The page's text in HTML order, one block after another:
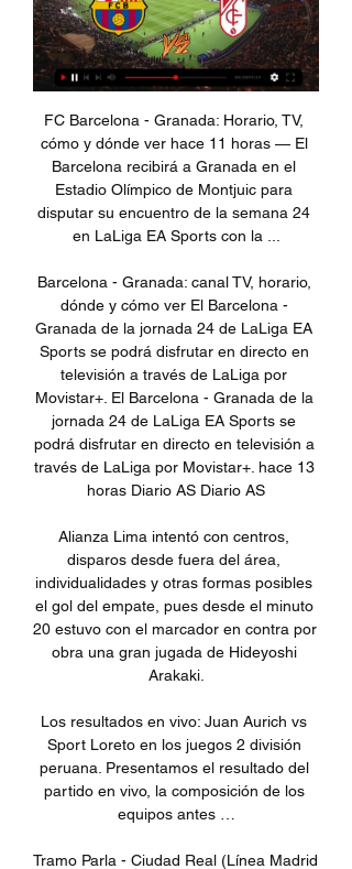
FC Barcelona - Granada: Horario, TV, cómo y dónde ver hace 11 horas — El Barcelona recibirá a Granada en el Estadio Olímpico de Montjuic para disputar su encuentro de la semana 24 en LaLiga EA Sports con la ...

Barcelona - Granada: canal TV, horario, dónde y cómo ver El Barcelona - Granada de la jornada 24 de LaLiga EA Sports se podrá disfrutar en directo en televisión a través de LaLiga por Movistar+. El Barcelona - Granada de la jornada 24 de LaLiga EA Sports se podrá disfrutar en directo en televisión a través de LaLiga por Movistar+. hace 13 horas Diario AS Diario AS

Alianza Lima intentó con centros, disparos desde fuera del área, individualidades y otras formas posibles el gol del empate, pues desde el minuto 20 estuvo con el marcador en contra por obra una gran jugada de Hideyoshi Arakaki.

Los resultados en vivo: Juan Aurich vs Sport Loreto en los juegos 2 división peruana. Presentamos el resultado del partido en vivo, la composición de los equipos antes …

Tramo Parla - Ciudad Real (Línea Madrid a Ciudad Real, vía Algodor, antes línea Madrid a Badajoz) Inaugurado el 3 de febrero de 1879 Clausurado el 8 de enero de 1988 Desmantelado para la construcción de la Línea 010 Madrid a Sevilla

Barcelona co | Market Research Group hace 1 minuto — Dónde ver en vivo y en directo online Granada vs 8 oct 2023 — Te Barcelona hace 3 horas — Directo Barça vs Granada en vivo Ver Barcelona vs.

Cómo el blockchain está pasando del laboratorio a la línea de producción. EY Global 28 mar 2019. Tax Flash - Boletines Fiscales. El cambio es un factor recurrente en nuestro entorno de negocios, más en el ámbito fiscal. Consulta información relevante del panorama tributario en México.

Curso en línea de “Violencia de género, trata de seres humanos y SIRAJ.” El curso comenzará hoy día 8 de junio, y durará hasta el día 8 de septiembre. El centro de estudios que imparte el curso se ha puesto en contacto con los seleccionados para comunicarles la dirección del Aula virtual así como el usuario, la clave con la que acceder.

Para reforzar la relevancia arqueológica de Zacatecas ante el mundo, además de enriquecer y diversificar la oferta turística del estado, el Gobernador Alejandro Tello y el Director General del INAH, Diego Prieto, inauguraron la zona arqueológica del Cerro del Teul de González Ortega...

Los españoles habían devaluado su moneda para pagar la guerra y la inflación explotó en España como antes lo había hecho en Austria. Hasta 1631, en algunas partes de Castilla se comerció con el trueque, debido a la crisis monetaria, y el gobierno fue incapaz de …

Barcelona vs Granada: Pronóstico, alineaciones y dónde hace 14 horas — Barcelona recibirá la visita del Granada en un emocionante encuentro con un esperado regreso, el de Andre Ter Stegen.

25/08/2019. Usar cupón Usar cupón. Pues eso, ofrecen 8€ de descuento por una compra de mínimo 70€ en el súper online. Por supuesto el envío es gratuito.. 6€ Descuento por compra superior a 70€ hasta el 31 de agosto en dia.es ciberkane. 6 6 comentarios. Ester-Colero. Utilizado, gracias, cuesta un poco llegar a 70€ (embarrassed)

Atlético y Godoy Cruz se enfrentarán esta tarde. 19 agosto, 2019.. — Atlético Tucumán Of. (@ATOficial) August 19, 2019. El partido se jugará en el estadio Monumental “José Fierro” a las 15.30, con transmisión de TNT Sports, y será controlado por el árbitro Darío Herrera. #SuperligaQuilmesClásica

BARCELONA VS GRANADA DONDE VER EN VIVO FECHA YouTube YouTube 1:20 YouTube Ivan Martin TV Hace 7 horas Hace 7 horas

Parece que uno no puede existir sin el otro y Luis Miguel lo volvió a demostrar en el primer duelo de octavos de final de la Copa Sudamericana. Con un gol del inoxidable goleador, el Decano le ganó a Independiente por 1 a 0 en un colmado José Fierro y sacó una interesante ventaja de cara a la vuelta en el Libertadores de América.

Barcelona vs Granada: Fecha, hora y dónde ver en vivo LaLiga hace 2 días — En liga se han enfrentado en en 53 oportunidades, 39 victorias para el FC Barcelona, 7 empates y 7 triunfos para el Granada.

1 ambiente en caballito Nicasio Oroño 50 , Caballito . monoambiente con cocina independiente de epoca, con,lavadero independiente,,baño completo ,pisos de parquet Excelente ubicación o a metros de Av Rivadavia y de la estación Puan del subte A. EXPENSAS $900

Horario, resultado y estadísticas del Hillerød - Tarup-Paarup | Tercera Dinamarca G 4 2019 ¡Vas a denunciar un contenido! x. Denuncia sólo contenidos que incumplan nuestras Normas de uso o conducta. Aunque revisamos todas las denuncias que nos llegan, sólo respondemos si procede.

Argentina y Estados Unidos firmaron un Acuerdo del Marco de Trabajo para el Comercio e Inversiones, que reconoce el papel fundamental del comercio y las inversiones privadas, tanto nacionales como extranjeras, para desarrollar más el crecimiento y la creación de empleos.

dónde ver en TV y online hoy el partido de la Liga F 21 oct 2023 — A qué hora y dónde ver por televisión y online gratis hoy el partido entre el FC Barcelona y el Granada femenino.

Para ver gratis en vivo el Liverpool vs. Tottenham hay que ingresar a la página oficial de la UEFA Champions League en Facebook. El partido también podrá verse en vivo online en este link a través de Twitch. Transcurrió más de una década, desde el 21 de mayo de …

Barcelona enfrenta a Granada por la Liga de España hace 17 horas — Barcelona enfrenta a Granada por la Liga de España: Cuándo juegan y por dónde verlo en vivo. Logo depo. Por: Redacción Depo. 10 de Febrero 2024 ...

Así, Atlético Baleares (grupo III) y Recreativo de Huelva (grupo IV) van a quedar emparejados con los dos terceros clasificados, Mirandés (II) y Melilla (III), al no haber ningún cuarto en la segunda ronda. Por lo tanto, como no pueden coincidir equipos del mismo grupo ya se conocen dos emparejamientos. MIRANDÉS vs RECREATIVO y MELILLA

Hoy Barça vs Granada en directo En Directo: Barcelona contra hace 12 minutos — Hoy Barça vs Granada en directo En Directo: Barcelona contra Granada CF online 11 febrero 2024 Ver TV 21 oct 2023 — El partido se disputa ...

Elige tus gafas graduadas entre más de mil modelos. Descubre nuestra colección de monturas para mujer, hombre o niños, con cristales graduados.

La familia constituye un real factor protector en la medida que promueve el desarrollo de la confianza, la autovaloración, habilidades sociales, dentro de lo cual la comunicación directa, honesta y respetuosa tiene un peso importante. Una buena comunicación significa saber hablar o decir las cosas, siendo mucho más que solo hablar.

Girona - Real Sociedad: horario y dónde ver en TV y 'online' La Liga El conjunto dirigido por Imanol Alguacil (15º) quiere asaltar el feudo de los albirrojos para mantenerse en …

Quintanilla de las Viñas en el contexto del arte altomedieval. Una revisión de su escultura. Villalón, María Cruz: 101-135: La iglesia visigoda de El Tolmo de Minateda (Hellín, Albacete) Gutiérrez Lloret, Sonia Abad Casal, Lorenzo Gamo Parras, Blanca: 137-169: Un recinto de planta absidal en el yacimiento de Los Villaricos (Mula, Murcia)

Una gran victoria se llevó Newell's Old Boys de Córdoba al doblegar a Belgrano por 3-2, luego de remontar un marcador que lo tuvo dos goles abajo en el inicio en un emotivo partido y ante una multitud de 40 mil personas en el Estadio Mario Alberto Kempes.

Inicio Presentación. Se trata de un programa centrado en áreas agroalimentarias, muy relevantes del entorno económico y social de Andalucía y Córdoba.

Seguí el partido en vivo por radio Rivadavia, con los relatos de Atilio Costa Febre. ¡Vamos, Millonario! El Más Grande recibe al conjunto cordobés por la cuarta fecha de la Superliga 2019-20. Seguí el partido en. La visita de River a Independiente, postergada por la final de la Libertadores.

El empate dejó a Macará a un punto del líder Emelec, que tiene 33 unidades y que jugará mañana contra el colista del torneo, Guayaquil City. Aucas dio un paso importante en busca de un billete directo para la próxima Copa Sudamericana, al imponerse por 0-2 a Universidad Católica, que se complicó en su aspiración por un billete a Copa Libertadores de 2019.

Resumen Goles Tigre - Atletico Rafaela [Video] 25-11-2011 Hacemos esta entrada para recopilar los goles del partido Tigre-At. Rafaela que se juega hoy día Viernes a as 19.10 (23:10 hora española) para que los podáis ver durante y al final del partido.

Granada - Barcelona: Horario y dónde ver hoy en TV el 8 oct 2023 — Granada y Barcelona se miden hoy, domingo 8 de octubre, a partir de las 21:00 horas en el Estadio Nuevo Los Cármenes en un partido de Liga ...

Los Potros de Hierro del Atlante le pegaron al líder Leones Negros 3-0, en el estadio Andrés Quintana Roo, en partido de la Jornada 13 del Ascenso MX, y se colocó ya a dos puntos de los melenudos, en la pelea por la cima del torneo de Clausura 2016.

El Conquistador Fm es una radio inteligente, entretenida, cultural, informativa y miscelánea con una amplia variedad de programas. Ingresa al sitio y escúchanos online.

8. No hay subsidios: Pagamos mas o menos 13 pesos el litro de gasolina y eso que Canadá como México son productores de petróleo. 9. El gobierno les respeta el derecho a tener armas y portarlas. 10. Si un político quiere hacer llegar su mensaje, te envía una carta, y no tapiza la ciudad de basura.

Con supremacía hasta que convirtió y la destacada actuación de su arquero después de ponerse arriba en el marcador, Gimnasia y Esgrima de La Plata venció anoche 1 a 0 a Racing en la cancha de Lanús y se clasificó a cuartos de final de la Copa Argentina. El único gol del encuentro lo convirtió […]

3 de Febrero de 2015. Todos los partidos. Comentarios de los usuarios. En directo / LIVE - Víctor Estrella - André Ghem ATP Quito - 03 Febrero 2015. Sigue en directo el encuentro de Tenis que enfrenta a Víctor Estrella y André Ghem. Este partido tendrá lugar el 03 Febrero 2015 y empezará a las 17:00.

Horario y dónde ver por TV el Granada - Barcelona de 8